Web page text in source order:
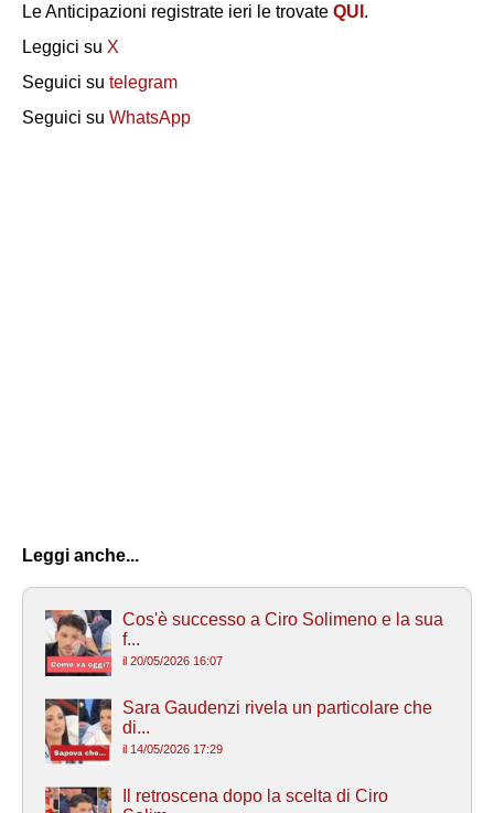
Le Anticipazioni registrate ieri le trovate QUI .
Leggici su X
Seguici su telegram
Seguici su WhatsApp
Leggi anche...
Cos'è successo a Ciro Solimeno e la sua
f...
il 20/05/2026 16:07
Sara Gaudenzi rivela un particolare che
di...
il 14/05/2026 17:29
Il retroscena dopo la scelta di Ciro